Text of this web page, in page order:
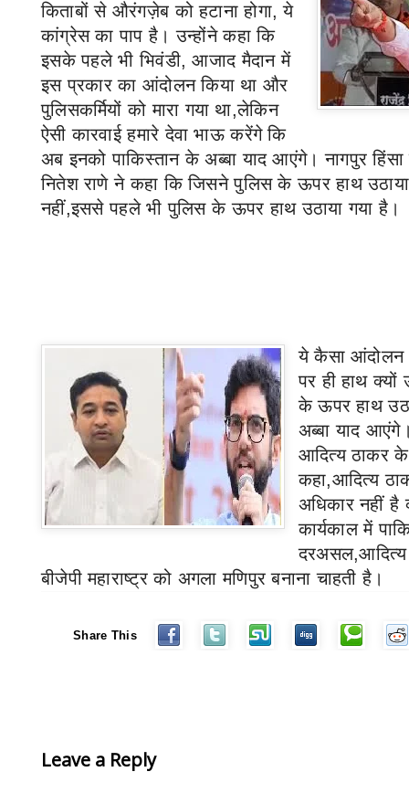
किताबों से औरंगज़ेब को हटाना होगा,ये
कांग्रेस का पाप है। उन्होंने कहा कि
इसके पहले भी भिवंडी,आजाद मैदान में
इस प्रकार का आंदोलन किया था और
पुलिसकर्मियों को मारा गया था,लेकिन
ऐसी कारवाई हमारे देवा भाऊ करेंगे कि
अब इनको पाकिस्तान के अब्बा याद आएंगे। नागपुर
नितेश राणे ने कहा कि जिसने पुलिस के ऊपर हाथ
नहीं,इससे पहले भी पुलिस के ऊपर हाथ उठाया गया है।
ये कैसा आंदोलन
पर ही हाथ
के ऊपर हाथ
अब्बा याद
आदित्य ठाकर
कहा,आदित्य
अधिकार नहीं है
कार्यकाल में
दरअसल,
बीजेपी महाराष्ट्र को अगला मणिपुर बनाना चाहती है।
Share This
Leave a Reply